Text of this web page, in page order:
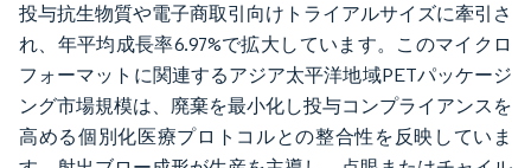
投与抗生物質や電子商取引向けトライアルサイズに牽引さ
れ、年平均成長率6.97%で拡大しています。このマイクロ
フォーマットに関連するアジア太平洋地域PETパッケージ
ング市場規模は、廃棄を最小化し投与コンプライアンスを
高める個別化医療プロトコルとの整合性を反映していま